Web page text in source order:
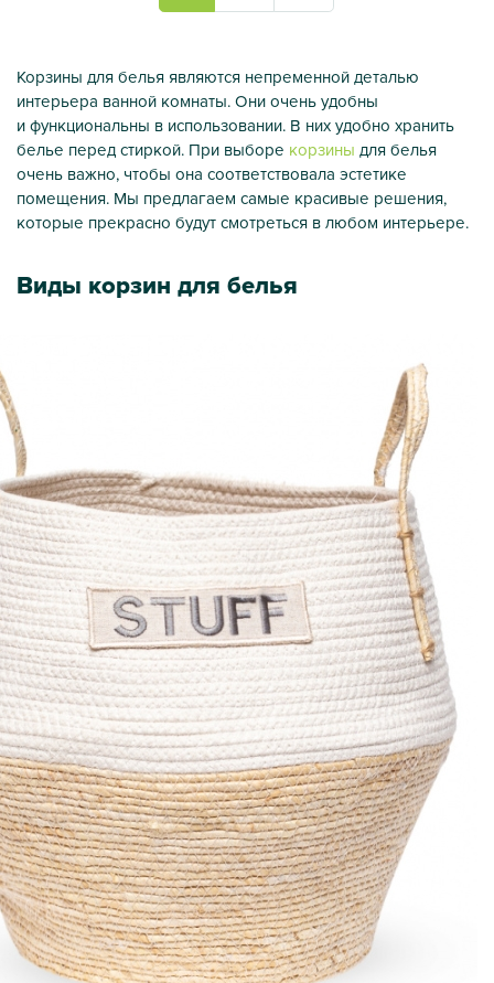
Корзины для белья являются непременной деталью
интерьера ванной комнаты. Они очень удобны
и функциональны в использовании. В них удобно хранить
белье перед стиркой. При выборе корзины для белья
очень важно, чтобы она соответствовала эстетике
помещения. Мы предлагаем самые красивые решения,
которые прекрасно будут смотреться в любом интерьере.
Виды корзин для белья